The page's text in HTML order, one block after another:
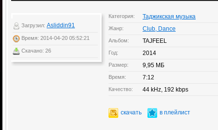
Загрузил: Asliddin91
Время: 2014-04-20 05:52:21
Скачано: 26
Категория: Таджикская музыка
Жанр: Club, Dance
Альбом: TAJFEEL
Год: 2014
Размер: 9,95 МБ
Время: 7:12
Качество: 44 kHz, 192 kbps
скачать в плейлист